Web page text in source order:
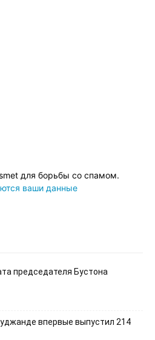
для борьбы со спамом.
ваши данные
председателя Бустона
впервые выпустил 214